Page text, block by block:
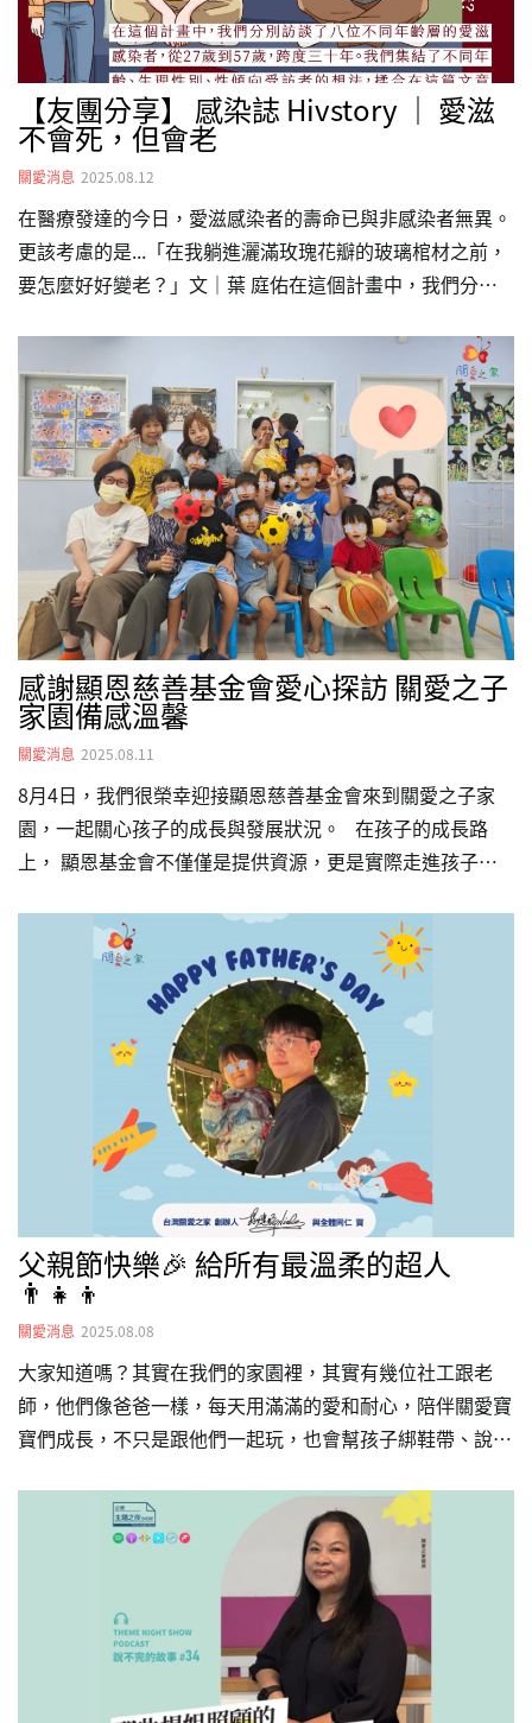
【友團分享】 感染誌 Hivstory ｜ 愛滋
不會死，但會老
關愛消息 2025.08.12
在醫療發達的今日，愛滋感染者的壽命已與非感染者無異。
更該考慮的是...「在我躺進灑滿玫瑰花瓣的玻璃棺材之前，
要怎麼好好變老？」文｜葉 庭佑在這個計畫中，我們分別
度三十年。我們集結了不同年齡、生理性別、性傾向受訪者
的想法，揉合在這篇文章中，以不同性別或年齡的三人對話
形式，呈現愛滋感染者社群對於老化與長照的想像與感受。
閱讀更多
感謝顯恩慈善基金會愛心探訪 關愛之子
家園備感溫馨
關愛消息 2025.08.11
8月4日，我們很榮幸迎接顯恩慈善基金會來到關愛之子家
園，一起關心孩子的成長與發展狀況。⠀在孩子的成長路
上， 顯恩基金會不僅僅是提供資源，更是實際走進孩子們
步與挑戰。⠀在顯恩基金會的協助下，部分孩子從原本難以
行走，逐漸能夠快樂跑跳；有人開始開口說話，甚至成為活
動中的致詞代表；有人在穩定的照顧下，得以自在地開懷大
笑、探索世界；也有人傳來喜訊，即將迎接新家庭的到來。
這些小小的里程碑，背後都有他們的支持作為後盾。⠀我們
相信，每一位孩子的成長，都值得被看見，每一份善意，都
能在他們生命中發酵、開花。感謝顯恩慈善基金會，用實際
行動陪伴我們，…
父親節快樂🎉 給所有最溫柔的超人
👨‍👧‍👦
關愛消息 2025.08.08
大家知道嗎？其實在我們的家園裡，其實有幾位社工跟老
師，他們像爸爸一樣，每天用滿滿的愛和耐心，陪伴關愛寶
寶們成長，不只是跟他們一起玩，也會幫孩子綁鞋帶、說故
暖的山，溫柔又堅定的接住所有眼淚以及情緒。對家園的孩
子來說，他們不只是老師，更像是陪在身邊的「爸爸」。在
孩子的成長路上，除了老師們，還有好多好多關心我們的叔
叔阿姨、哥哥姐姐們，像一雙雙看不見的手，在背後默默支
持著我們，一起守護每個小小夢想：父親節快到了，我們想
說聲——謝謝你們成為孩子們生命中的那份「溫暖的力
量」，讓他們相信：世界上真的有一群人願意無條件愛他